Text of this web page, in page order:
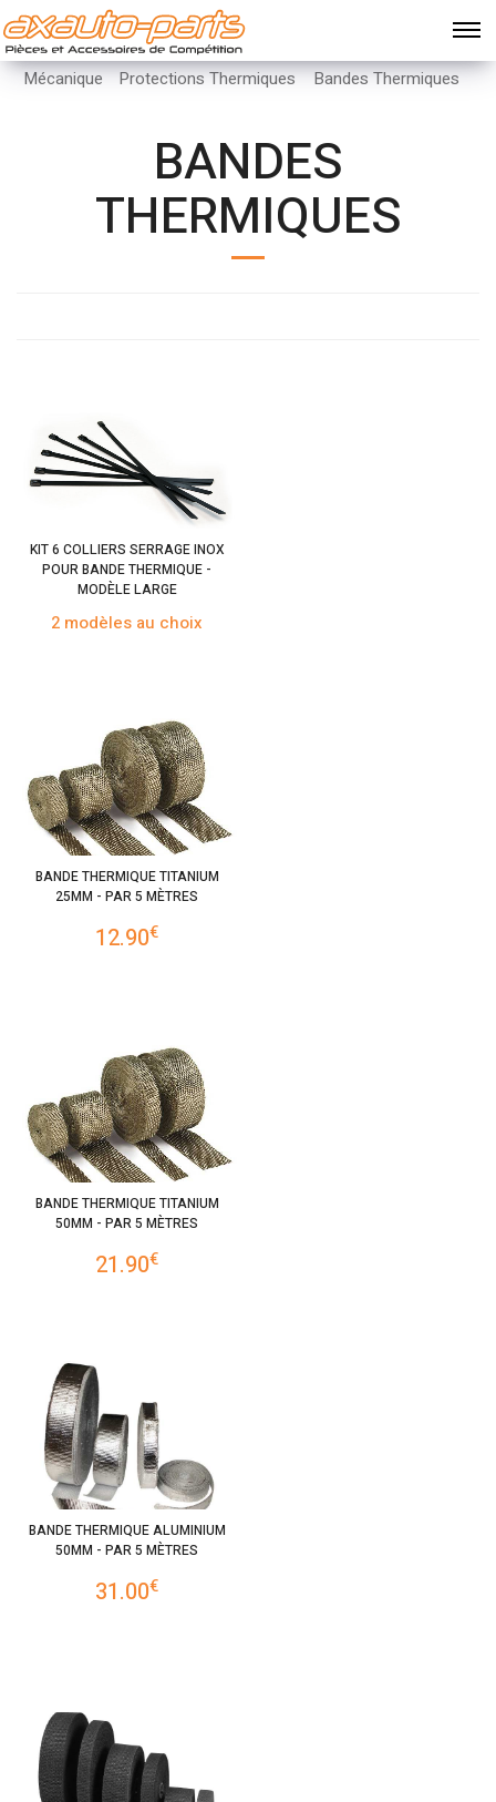
Mécanique Protections Thermiques Bandes Thermiques
BANDES
THERMIQUES
KIT 6 COLLIERS SERRAGE INOX
POUR BANDE THERMIQUE -
MODÈLE LARGE
2 modèles au choix
BANDE THERMIQUE TITANIUM
25MM - PAR 5 MÈTRES
12.90€
BANDE THERMIQUE TITANIUM
50MM - PAR 5 MÈTRES
21.90€
BANDE THERMIQUE ALUMINIUM
50MM - PAR 5 MÈTRES
31.00€